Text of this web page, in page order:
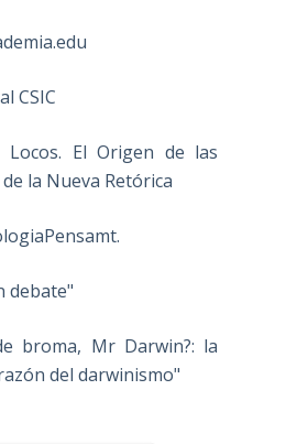
CSIC
El Origen de las
la Nueva Retórica
debate"
broma, Mr Darwin?: la
del darwinismo"